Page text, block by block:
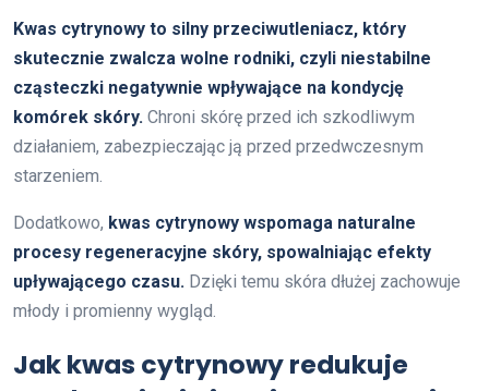
Kwas cytrynowy to silny przeciwutleniacz, który
skutecznie zwalcza wolne rodniki, czyli niestabilne
cząsteczki negatywnie wpływające na kondycję
komórek skóry. Chroni skórę przed ich szkodliwym
działaniem, zabezpieczając ją przed przedwczesnym
starzeniem.
Dodatkowo, kwas cytrynowy wspomaga naturalne
procesy regeneracyjne skóry, spowalniając efekty
upływającego czasu. Dzięki temu skóra dłużej zachowuje
młody i promienny wygląd.
Jak kwas cytrynowy redukuje